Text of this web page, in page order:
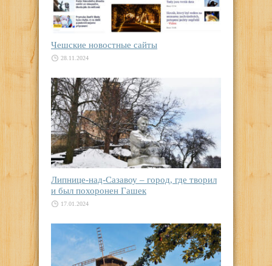
Чешские новостные сайты
28.11.2024
Липнице-над-Сазавоу – город, где творил
и был похоронен Гашек
17.01.2024